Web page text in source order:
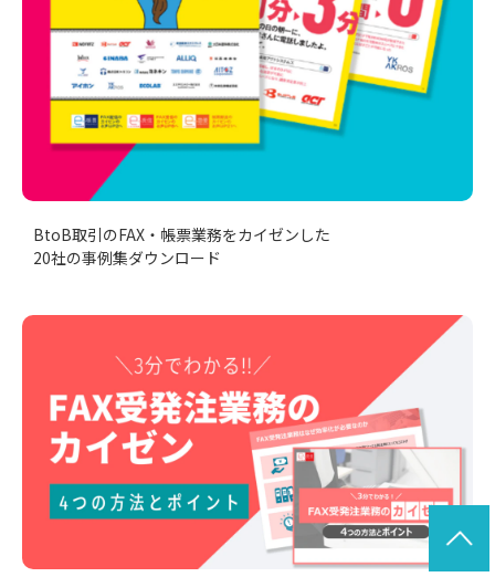
BtoB取引のFAX・帳票業務をカイゼンした
20社の事例集ダウンロード